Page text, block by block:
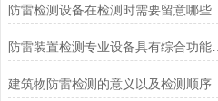
防雷检测设备在检测时需要留意哪些问题
防雷装置检测专业设备具有综合功能，包含哪三个方面
建筑物防雷检测的意义以及检测顺序